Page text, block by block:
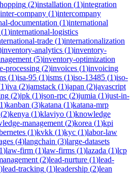
(2)installation (1)integration
inter-company (1)intercompany
documentation (1)international
(1)international-logistics
trade (1)internationalization
inventory-analytics (1)inventory-
(5)inventory-optimization
processing (2)invoices (1)invoicing
(1)isa-95 (1)isms (1)iso-13485 (1)iso-
1)iva (2)jamstack (1)japan (2)javascript
(2)jpk (1)json-rpc (2)jumia (1)just-in-
1)kanban (3)katana (1)katana-mrp
(2)kenya (1)klaviyo (1)knowledge
management (2)korea (1)kpi
(1)kvkk (1)kyc (1)labor-law
(4)langchain (3)large-datasets
1)law-firm (1)law-firms (1)lazada (1)lcp
(2)lead-nurture (1)lead-
)lead-tracking (1)leadership (2)lean